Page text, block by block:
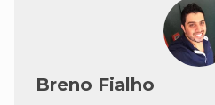
Breno Fialho